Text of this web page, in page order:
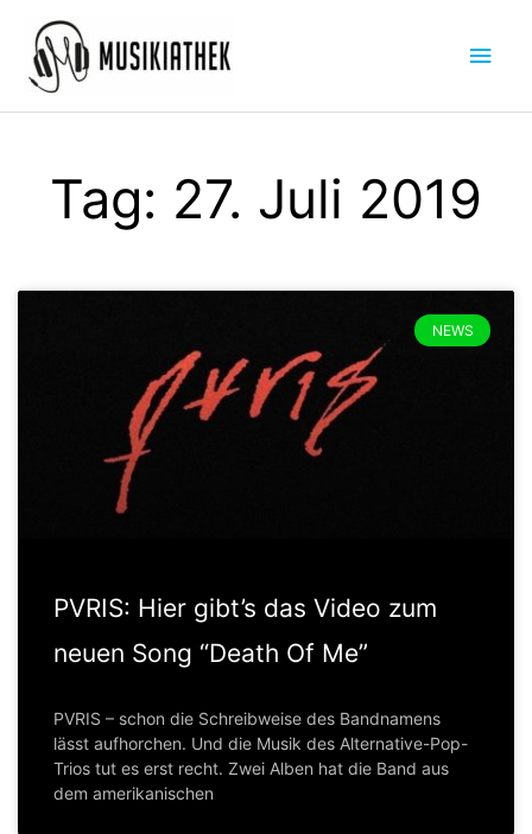
Inhalt
springen
Tag: 27. Juli 2019
NEWS
PVRIS: Hier gibt’s das Video zum
neuen Song “Death Of Me”
PVRIS – schon die Schreibweise des Bandnamens
lässt aufhorchen. Und die Musik des Alternative-Pop-
Trios tut es erst recht. Zwei Alben hat die Band aus
dem amerikanischen